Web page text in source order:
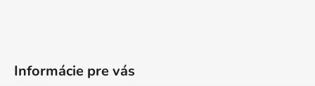
Informácie pre vás